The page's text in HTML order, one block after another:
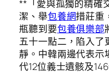
**「愛與孤獨的精確
潔、舉包養網措莊重
瓶聽到要包養俱樂部
五十一點二，陷入了
靜。中韓兩邊代表示
代12位義士遺骸及